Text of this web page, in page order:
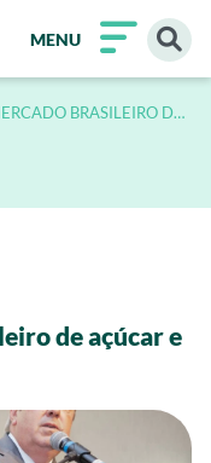
MENU
BRASILEIRO DE
de açúcar e